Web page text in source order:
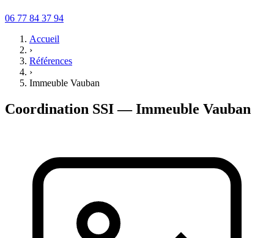
06 77 84 37 94
Accueil
›
Références
›
Immeuble Vauban
Coordination SSI — Immeuble Vauban